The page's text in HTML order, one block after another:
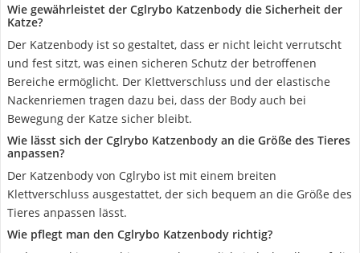
Wie gewährleistet der Cglrybo Katzenbody die Sicherheit der
Katze?
Der Katzenbody ist so gestaltet, dass er nicht leicht verrutscht
und fest sitzt, was einen sicheren Schutz der betroffenen
Bereiche ermöglicht. Der Klettverschluss und der elastische
Nackenriemen tragen dazu bei, dass der Body auch bei
Bewegung der Katze sicher bleibt.
Wie lässt sich der Cglrybo Katzenbody an die Größe des Tieres
anpassen?
Der Katzenbody von Cglrybo ist mit einem breiten
Klettverschluss ausgestattet, der sich bequem an die Größe des
Tieres anpassen lässt.
Wie pflegt man den Cglrybo Katzenbody richtig?